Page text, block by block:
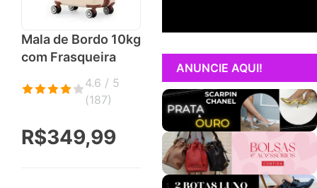
Mala de Bordo 10kg
com Frasqueira
4.6 / 5
(187)
R$349,99
ANUNCIE AQUI!